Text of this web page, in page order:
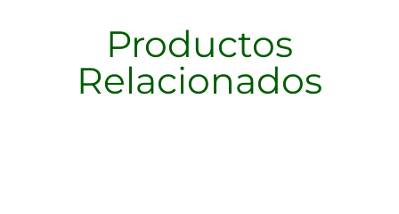
Productos
Relacionados